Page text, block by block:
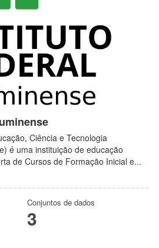
Ciência e Tecnologia
é uma instituição de educação
de Cursos de Formação Inicial e...
Conjuntos de dados
3